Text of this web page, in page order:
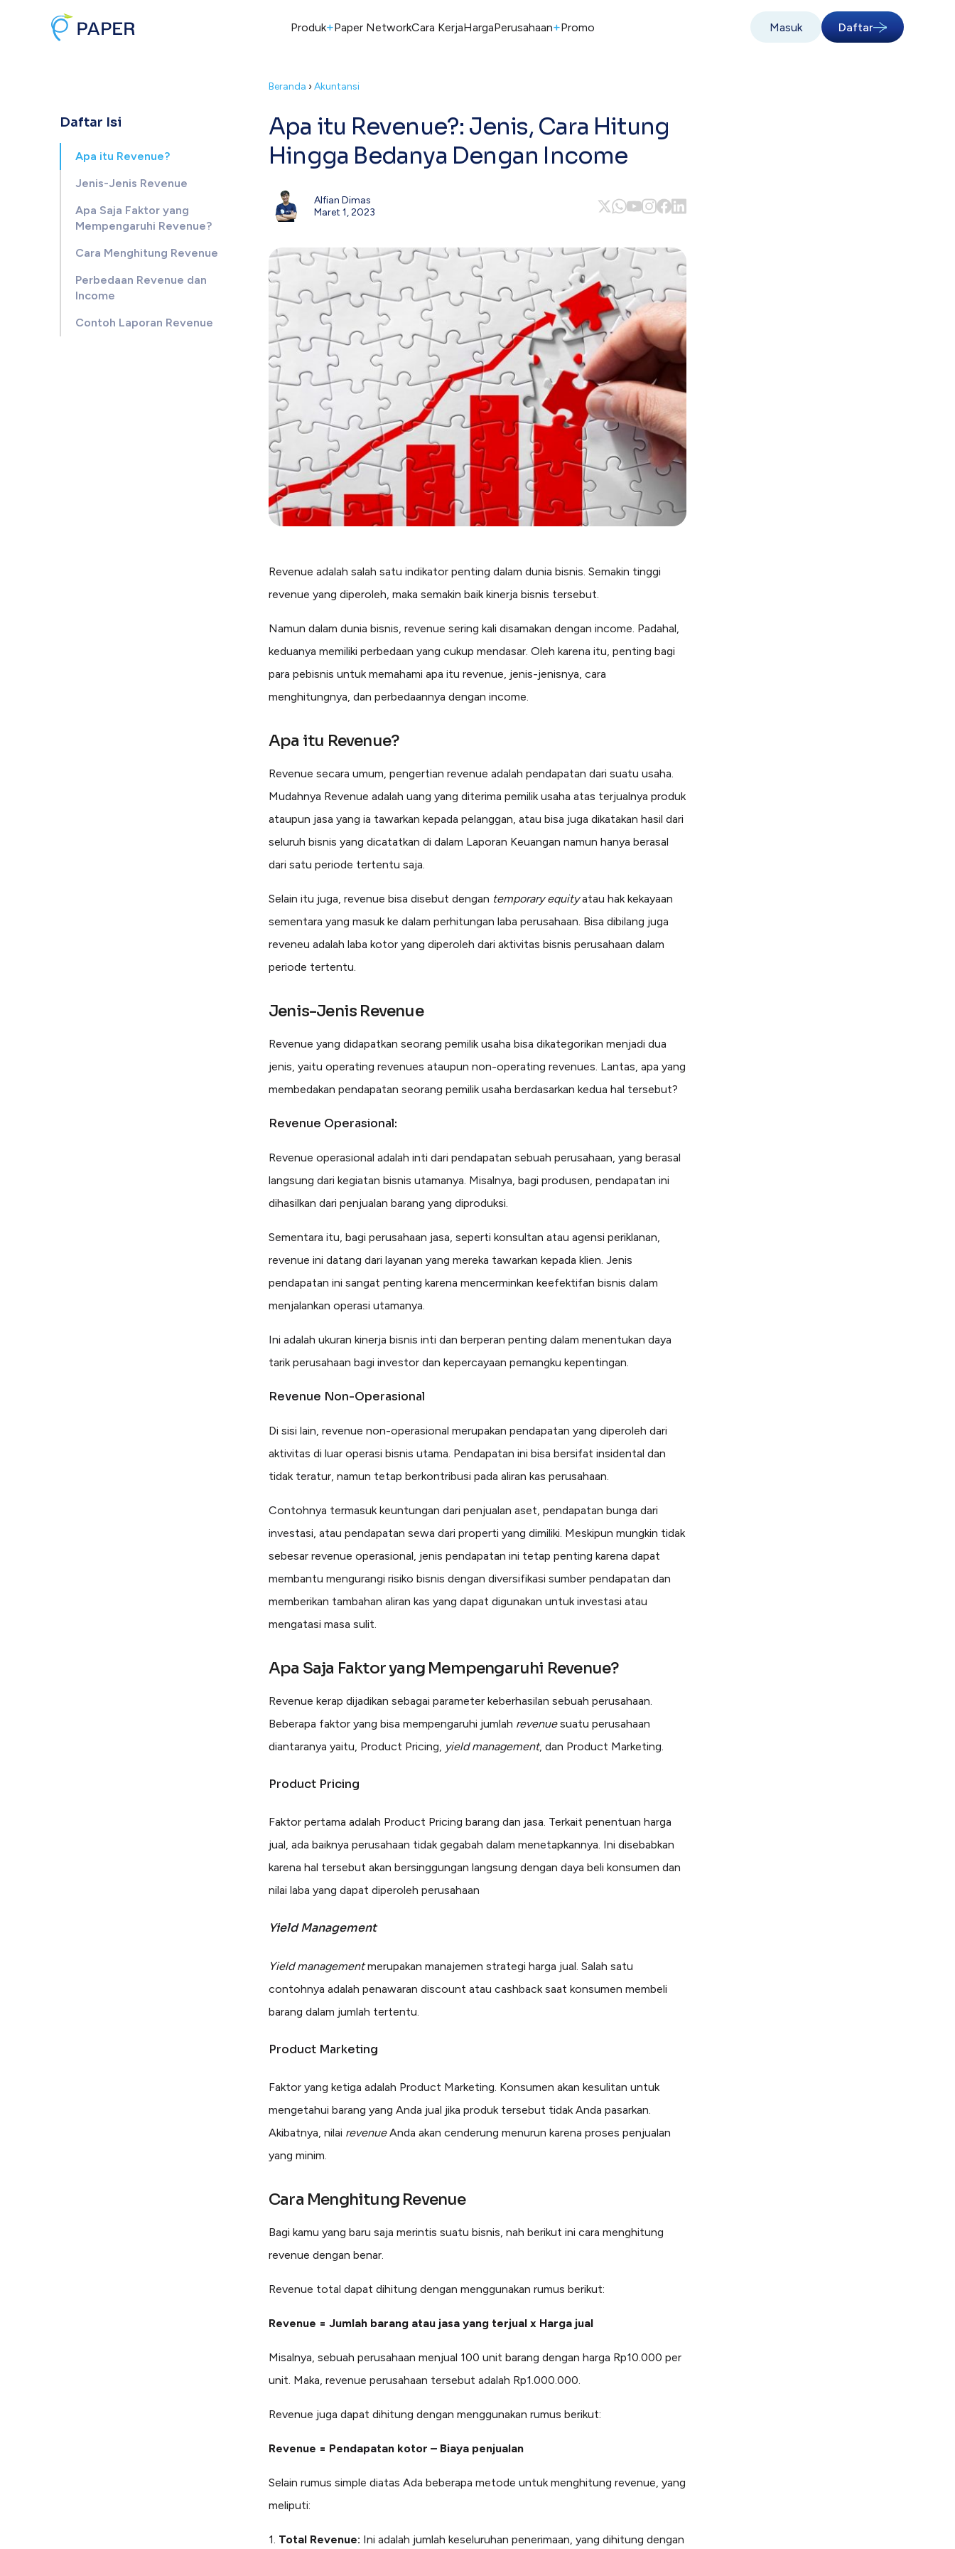
Produk+Paper NetworkCara KerjaHargaPerusahaan+Promo Masuk Daftar
Daftar Isi
Apa itu Revenue?
Jenis-Jenis Revenue
Apa Saja Faktor yang
Mempengaruhi Revenue?
Cara Menghitung Revenue
Perbedaan Revenue dan
Income
Contoh Laporan Revenue
Beranda › Akuntansi
Apa itu Revenue?: Jenis, Cara Hitung
Hingga Bedanya Dengan Income
Alfian Dimas
Maret 1, 2023
Revenue adalah salah satu indikator penting dalam dunia bisnis. Semakin tinggi
revenue yang diperoleh, maka semakin baik kinerja bisnis tersebut.
Namun dalam dunia bisnis, revenue sering kali disamakan dengan income. Padahal,
keduanya memiliki perbedaan yang cukup mendasar. Oleh karena itu, penting bagi
para pebisnis untuk memahami apa itu revenue, jenis-jenisnya, cara
menghitungnya, dan perbedaannya dengan income.
Apa itu Revenue?
Revenue secara umum, pengertian revenue adalah pendapatan dari suatu usaha.
Mudahnya Revenue adalah uang yang diterima pemilik usaha atas terjualnya produk
ataupun jasa yang ia tawarkan kepada pelanggan, atau bisa juga dikatakan hasil dari
seluruh bisnis yang dicatatkan di dalam Laporan Keuangan namun hanya berasal
dari satu periode tertentu saja.
Selain itu juga, revenue bisa disebut dengan temporary equityatau hak kekayaan
sementara yang masuk ke dalam perhitungan laba perusahaan. Bisa dibilang juga
reveneu adalah laba kotor yang diperoleh dari aktivitas bisnis perusahaan dalam
periode tertentu.
Jenis-Jenis Revenue
Revenue yang didapatkan seorang pemilik usaha bisa dikategorikan menjadi dua
jenis, yaitu operating revenues ataupun non-operating revenues. Lantas, apa yang
membedakan pendapatan seorang pemilik usaha berdasarkan kedua hal tersebut?
Revenue Operasional:
Revenue operasional adalah inti dari pendapatan sebuah perusahaan, yang berasal
langsung dari kegiatan bisnis utamanya. Misalnya, bagi produsen, pendapatan ini
dihasilkan dari penjualan barang yang diproduksi.
Sementara itu, bagi perusahaan jasa, seperti konsultan atau agensi periklanan,
revenue ini datang dari layanan yang mereka tawarkan kepada klien. Jenis
pendapatan ini sangat penting karena mencerminkan keefektifan bisnis dalam
menjalankan operasi utamanya.
Ini adalah ukuran kinerja bisnis inti dan berperan penting dalam menentukan daya
tarik perusahaan bagi investor dan kepercayaan pemangku kepentingan.
Revenue Non-Operasional
Di sisi lain, revenue non-operasional merupakan pendapatan yang diperoleh dari
aktivitas di luar operasi bisnis utama. Pendapatan ini bisa bersifat insidental dan
tidak teratur, namun tetap berkontribusi pada aliran kas perusahaan.
Contohnya termasuk keuntungan dari penjualan aset, pendapatan bunga dari
investasi, atau pendapatan sewa dari properti yang dimiliki. Meskipun mungkin tidak
sebesar revenue operasional, jenis pendapatan ini tetap penting karena dapat
membantu mengurangi risiko bisnis dengan diversifikasi sumber pendapatan dan
memberikan tambahan aliran kas yang dapat digunakan untuk investasi atau
mengatasi masa sulit.
Apa Saja Faktor yang Mempengaruhi Revenue?
Revenue kerap dijadikan sebagai parameter keberhasilan sebuah perusahaan.
Beberapa faktor yang bisa mempengaruhi jumlah revenuesuatu perusahaan
diantaranya yaitu, Product Pricing, yield management, dan Product Marketing.
Product Pricing
Faktor pertama adalah Product Pricing barang dan jasa. Terkait penentuan harga
jual, ada baiknya perusahaan tidak gegabah dalam menetapkannya. Ini disebabkan
karena hal tersebut akan bersinggungan langsung dengan daya beli konsumen dan
nilai laba yang dapat diperoleh perusahaan
Yield Management
Yield managementmerupakan manajemen strategi harga jual. Salah satu
contohnya adalah penawaran discount atau cashback saat konsumen membeli
barang dalam jumlah tertentu.
Product Marketing
Faktor yang ketiga adalah Product Marketing. Konsumen akan kesulitan untuk
mengetahui barang yang Anda jual jika produk tersebut tidak Anda pasarkan.
Akibatnya, nilai revenueAnda akan cenderung menurun karena proses penjualan
yang minim.
Cara Menghitung Revenue
Bagi kamu yang baru saja merintis suatu bisnis, nah berikut ini cara menghitung
revenue dengan benar.
Revenue total dapat dihitung dengan menggunakan rumus berikut:
Revenue = Jumlah barang atau jasa yang terjual x Harga jual
Misalnya, sebuah perusahaan menjual 100 unit barang dengan harga Rp10.000 per
unit. Maka, revenue perusahaan tersebut adalah Rp1.000.000.
Revenue juga dapat dihitung dengan menggunakan rumus berikut:
Revenue = Pendapatan kotor – Biaya penjualan
Selain rumus simple diatas Ada beberapa metode untuk menghitung revenue, yang
meliputi:
1. Total Revenue: Ini adalah jumlah keseluruhan penerimaan, yang dihitung dengan